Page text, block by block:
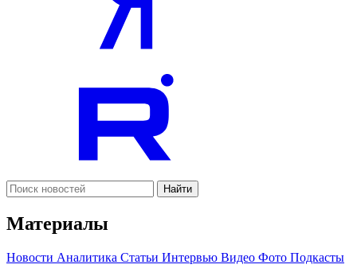
Найти
Материалы
Новости Аналитика Статьи Интервью Видео Фото Подкасты